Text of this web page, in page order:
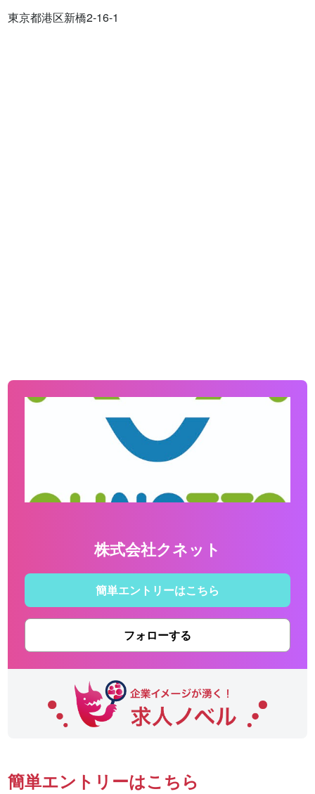
東京都港区新橋2-16-1
株式会社クネット
簡単エントリーはこちら
フォローする
簡単エントリーはこちら